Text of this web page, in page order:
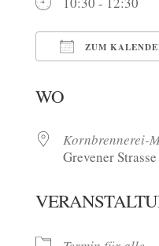
ZUM
WO
Kornbrennerei-
Grevener